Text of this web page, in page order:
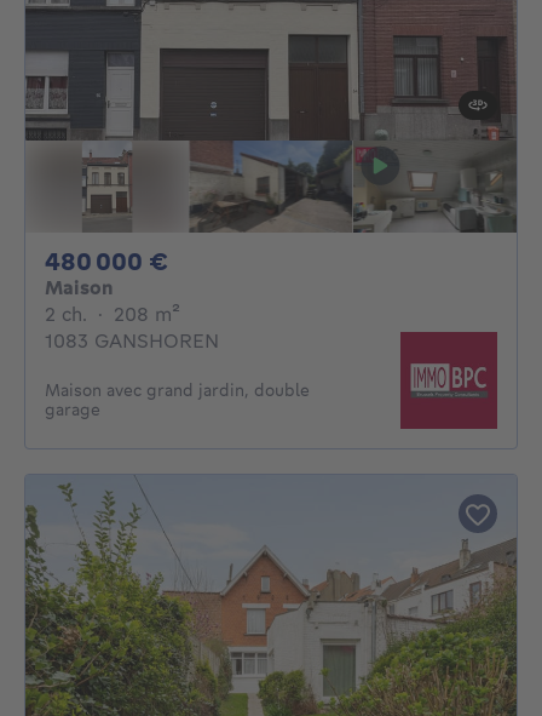
480 000 €
Maison
2 ch. 2 chambres
· 208 m²
1083 GANSHOREN
Maison avec grand jardin, double
garage